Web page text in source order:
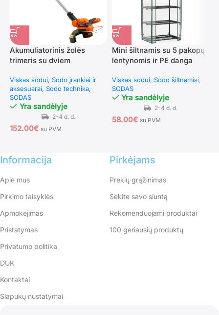
Akumuliatorinis žolės
trimeris su dviem
teleskopine rankena
Viskas sodui Sodo įrankiai ir
aksesuarai Sodo technika
SODAS
Yra sandėlyje
152.00€ su PVM
Mini šiltnamis su 5 pakopų
lentynomis ir PE danga
Viskas sodui Sodo šiltnamiai
SODAS
Yra sandėlyje
58.00€ su PVM
Informacija
Apie mus
Pirkimo taisyklės
Apmokėjimas
Pristatymas
Privatumo politika
DUK
Kontaktai
Slapukų nustatymai
Pirkėjams
Prekių grąžinimas
Sekite savo siuntą
Rekomenduojami produktai
100 geriausių produktų